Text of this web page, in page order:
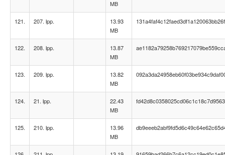
MB
121. 207. lpp.
13.93
MB
131a4faf4c12faed3df1a120063bb26f
122. 208. lpp.
13.87
MB
123. 209. lpp.
13.82
MB
124. 21. lpp.
22.43
MB
125. 210. lpp.
13.96
MB